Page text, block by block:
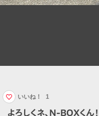
よろしくネ、N-BOXくん！
いいね！ 1